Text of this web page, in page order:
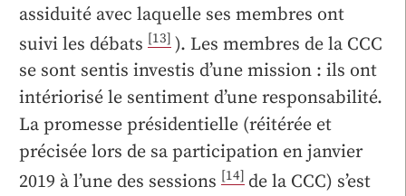
assiduité avec laquelle ses membres ont
suivi les débats [13] ). Les membres de la CCC
se sont sentis investis d’une mission : ils ont
intériorisé le sentiment d’une responsabilité.
La promesse présidentielle (réitérée et
précisée lors de sa participation en janvier
2019 à l’une des sessions [14] de la CCC) s’est